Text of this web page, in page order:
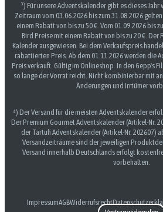
³) Für unsere Adventskalender gibt es dieses
Zeitraum vom 03.06.2026 bis zum 31.08.2026
einem Rabatt von bis zu 50 €. Vom 01.09.2026 bis
Bird Preise mit einem Rabatt von bis zu 20 €.
Kalender ausgewiesen. Bei dem Verkaufspreis
rabattierten Preis. Ab dem 01.11.2026 werden die
Preis verkauft. Gültig im Onlineshop. In den Gepp's
so lange der Vorrat reicht. Nicht kombinierbar mit
Änderungen und Irrtümer
⁴) Der Versand für die meisten Adventskalender
Der Premium Gourmet Adventskalender (Artikel-Nr.
der Tartufi Adventskalender (Artikel-Nr. 202607)
Versandzeiträume sind der jeweiligen
Versand innerhalb Deutschlands erfolgt
vorbehalten.
ImpressumAGBWiderrufsrecht